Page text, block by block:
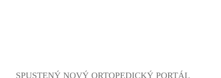
SPUSTENÝ NOVÝ ORTOPEDICKÝ PORTÁL